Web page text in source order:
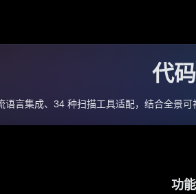
效能度量
代码回溯
增强 Git
代
言集成、34 种扫描工具适配，结合全景
功